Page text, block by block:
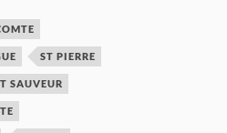
ST PIERRE
SAUVEUR